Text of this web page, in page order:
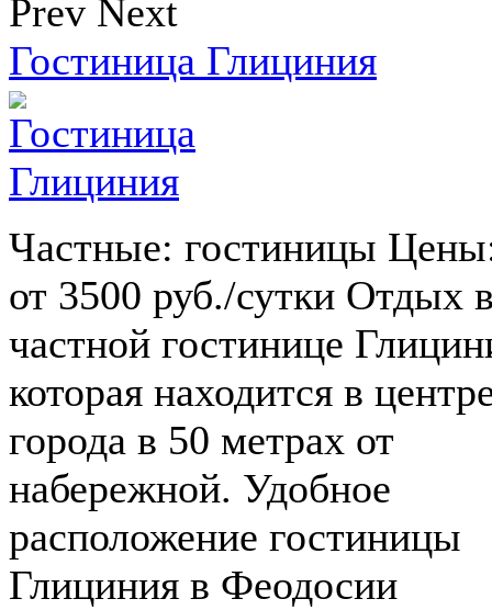
Prev Next
Гостиница Глициния
Частные: гостиницы
от 3500 руб./сутки Отдых
частной гостинице
которая находится в
города в 50 метрах от
набережной. Удобное
расположение гостиницы
Глициния в Феодосии